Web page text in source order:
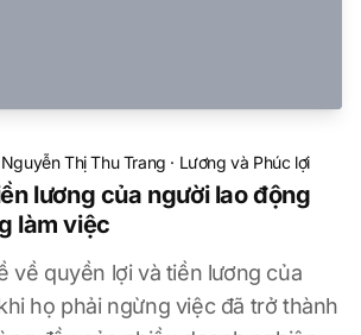
Nguyễn Thị Thu Trang · Lương và Phúc lợi
lương của người lao động
làm việc
về quyền lợi và tiền lương của
họ phải ngừng việc đã trở thành